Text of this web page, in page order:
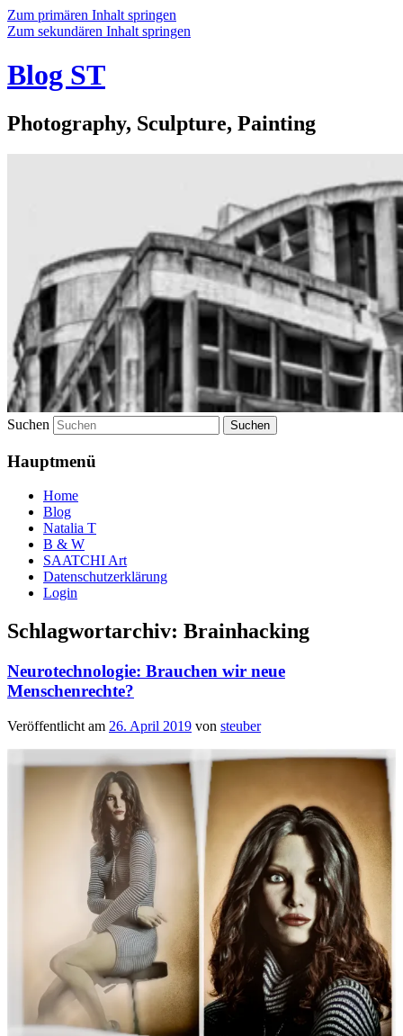
Zum primären Inhalt springen
Zum sekundären Inhalt springen
Blog ST
Photography, Sculpture, Painting
Suchen
Hauptmenü
Home
Blog
Natalia T
B & W
SAATCHI Art
Datenschutzerklärung
Login
Schlagwortarchiv: Brainhacking
Neurotechnologie: Brauchen wir neue
Menschenrechte?
Veröffentlicht am 26. April 2019 von steuber